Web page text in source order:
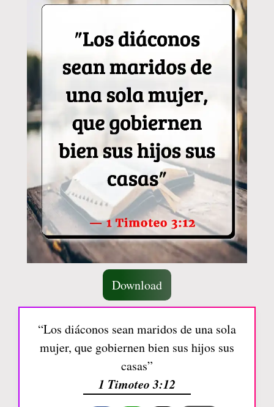
Download
“Los diáconos sean maridos de una sola
mujer, que gobiernen bien sus hijos sus
casas”
1 Timoteo 3:12